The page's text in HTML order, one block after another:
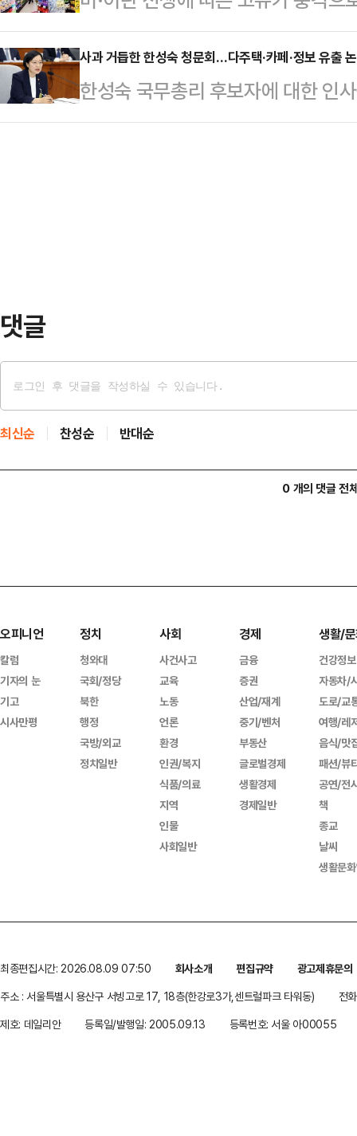
번 발언…
(BEA)은 25일(현지시간) 올해 1분
치)를 발표하고 실질 GDP가 연율
달 발표한 2차 추정치(1.6%)보다
(1.6%)…
가격지수 상승률이 3년여 만에 가
미 상무부는 25일(현지시간) 5월
기 대비 4.1% 상승했다고 발표했
른 것으로, 2023년 4월 이후 약 3
사과 거듭한 한성숙 청문회…다주택·카페·정보 유출
한성숙 국무총리 후보자에 대한 인
방과 함께 한 후보자의 사과 답변으
댓글
최신순 찬성순 반대순
0 개의 댓글 전
오피니언
칼럼
기자의 눈
기고
시사만평
정치
청와대
국회/정당
북한
행정
국방/외교
정치일반
사회
사건사고
교육
노동
언론
환경
인권/복지
식품/의료
지역
인물
사회일반
경제
금융
증권
산업/재계
중기/벤처
부동산
글로벌경제
생활경제
경제일반
생활/
건강정보
자동차/
도로/교
여행/레
음식/맛
패션/뷰
공연/전
책
종교
날씨
생활문
최종편집시간: 2026.08.09 07:50 회사소개 편집규약
광고제휴문의
주소 : 서울특별시 용산구 서빙고로 17, 18층(한강로3가,센트럴파크 타워동)
전
제호: 데일리안
등록일/발행일: 2005.09.13 등록번호: 서울 아00055